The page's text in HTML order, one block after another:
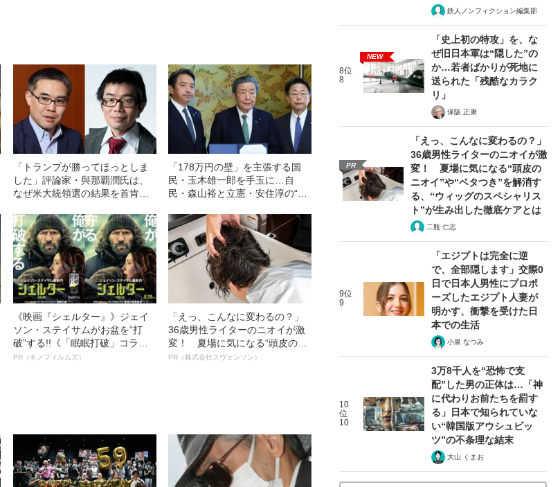
「トランプが勝ってほっとしま
した」評論家・與那覇潤氏は、
なぜ米大統領選の結果を首肯し
「178万円の壁」を主張する国
民・玉木雄一郎を手玉に…自
民・森山裕と立憲・安住淳の“阿
《映画『シェルター』》ジェイ
ソン・ステイサムがお盆を“打
破”する!!《「眠眠打破」コラ
ボ》
PR（キノフィルムズ）
「えっ、こんなに変わるの？」
36歳男性ライターのニオイが激
変！ 夏場に気になる“頭皮のニ
オイ”や“ベタつき”を解消す
PR（株式会社スヴェンソン）
鉄人ノンフィクション編集部
8位
8
NEW
「史上初の特攻」を、な
ぜ旧日本軍は“隠した”の
か…若者ばかりが死地に
送られた「残酷なカラク
リ」
保阪 正康
PR
「えっ、こんなに変わるの？」
36歳男性ライターのニオイが激
変！ 夏場に気になる“頭皮の
ニオイ”や“ベタつき”を解消す
る、“ウィッグのスペシャリス
ト”が生み出した徹底ケアとは
二瓶 仁志
9位
9
「エジプトは完全に逆
で、全部隠します」交際0
日で日本人男性にプロポ
ーズしたエジプト人妻が
明かす、衝撃を受けた日
本での生活
小泉 なつみ
10
位
10
3万8千人を“恐怖で支
配”した男の正体は…「神
に代わりお前たちを罰す
る」日本で知られていな
い“韓国版アウシュビッ
ツ”の不条理な結末
大山 くまお